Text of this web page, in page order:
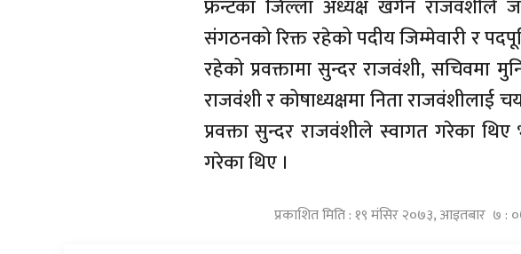
फ्रन्टका जिल्ला अध्यक्ष खगेन राजवंशीले
संगठनको रिक्त रहेको पदीय जिम्मेवारी र
रहेको प्रवक्तामा सुन्दर राजवंशी, सचिवमा
राजवंशी र कोषाध्यक्षमा निता राजवंशीलाई
प्रवक्ता सुन्दर राजवंशीले स्वागत गरेका
गरेका थिए ।
प्रकाशित मिति : १९ मंसिर २०७३, आइतबार ७ :